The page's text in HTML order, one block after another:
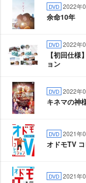
DVD 2022年
余命10年
DVD 2022年
【初回仕
ョン
DVD 2022年
キネマの神
DVD 2021年
オドモTV
DVD 2021年